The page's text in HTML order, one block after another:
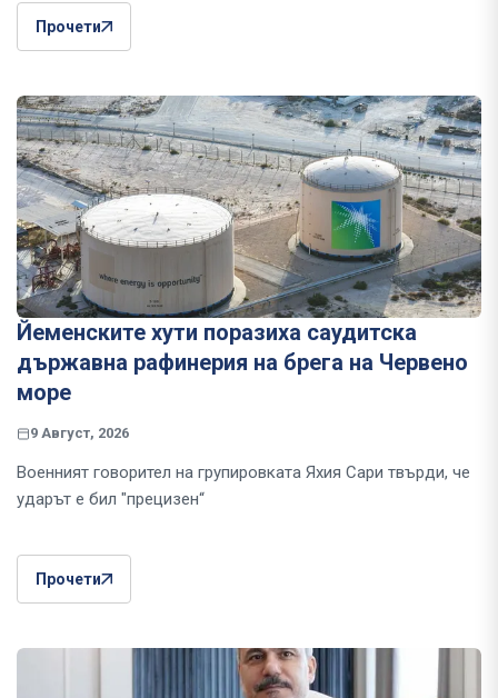
Прочети
Йеменските хути поразиха саудитска
държавна рафинерия на брега на Червено
море
9 Август, 2026
Военният говорител на групировката Яхия Сари твърди, че
ударът е бил "прецизен“
Прочети